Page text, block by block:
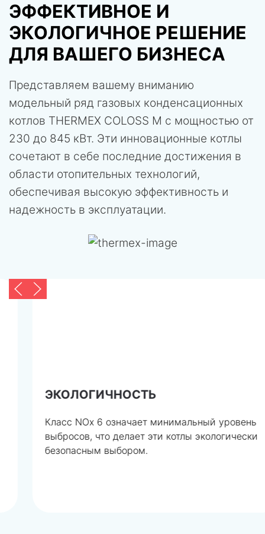
ЭФФЕКТИВНОЕ И
ЭКОЛОГИЧНОЕ РЕШЕНИЕ
ДЛЯ ВАШЕГО БИЗНЕСА
Представляем вашему вниманию
модельный ряд газовых конденсационных
котлов THERMEX COLOSS M с мощностью от
230 до 845 кВт. Эти инновационные котлы
сочетают в себе последние достижения в
области отопительных технологий,
обеспечивая высокую эффективность и
надежность в эксплуатации.
ЭКОЛОГИЧНОСТЬ
Класс NOx 6 означает минимальный уровень
выбросов, что делает эти котлы экологически
безопасным выбором.